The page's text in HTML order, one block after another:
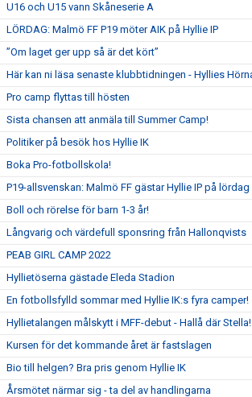
U16 och U15 vann Skåneserie A
LÖRDAG: Malmö FF P19 möter AIK på Hyllie IP
”Om laget ger upp så är det kört”
Här kan ni läsa senaste klubbtidningen - Hyllies
Pro camp flyttas till hösten
Sista chansen att anmäla till Summer Camp!
Politiker på besök hos Hyllie IK
Boka Pro-fotbollskola!
P19-allsvenskan: Malmö FF gästar Hyllie IP på lördag
Boll och rörelse för barn 1-3 år!
Långvarig och värdefull sponsring från Hallonqvists
PEAB GIRL CAMP 2022
Hyllietöserna gästade Eleda Stadion
En fotbollsfylld sommar med Hyllie IK:s fyra camper!
Hyllietalangen målskytt i MFF-debut - Hallå där Stella!
Kursen för det kommande året är fastslagen
Bio till helgen? Bra pris genom Hyllie IK
Årsmötet närmar sig - ta del av handlingarna